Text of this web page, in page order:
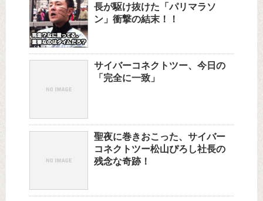
長が駆け抜けた「パリマラソ
ン」衝撃の結末！！
サイバーコネクトツー、今日の
「完全に一致」
聖夜に巻きおこった、サイバー
コネクトツー松山ぴろし社長の
残念な奇跡！